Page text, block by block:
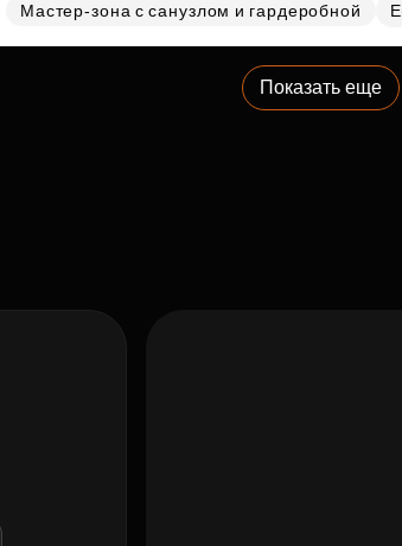
Мастер-зона с санузлом и гардеробной
Показать еще